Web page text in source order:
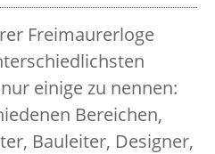
Freimaurerloge
einige zu nennen:
Bereichen,
Bauleiter, Designer,